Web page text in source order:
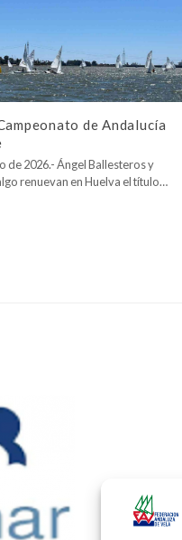
de Andalucía
de 2026.- Ángel Ballesteros y
renuevan en Huelva el título…